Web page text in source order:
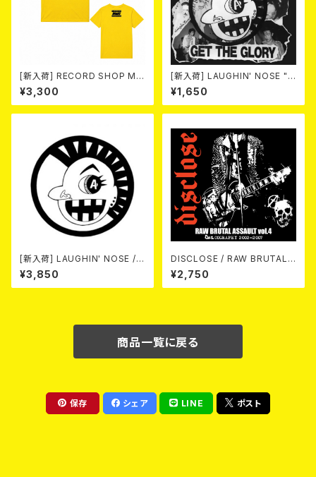
[新入荷] RECORD SHOP MIS
ERY / 33th anniversary T-s
hirts (yellow ②)
¥3,300
[新入荷] LAUGHIN' NOSE "G
ET THE GLORY" (CD)
¥1,650
[新入荷] LAUGHIN' NOSE / P
USSY FOR SALE (LP)
¥3,850
DISCLOSE / RAW BRUTAL
ASSAULT Vol.4 : DISCOGR
APHY 2002-2007 (2xCD)
¥2,750
商品一覧に戻る
保存 シェア LINE ポスト